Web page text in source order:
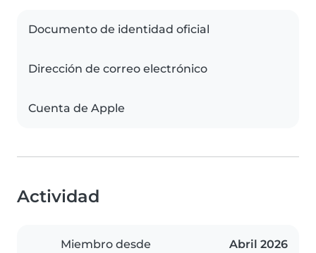
Documento de identidad oficial
Dirección de correo electrónico
Cuenta de Apple
Actividad
Miembro desde Abril 2026